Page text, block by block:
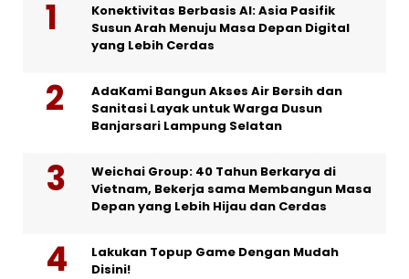
Konektivitas Berbasis AI: Asia Pasifik
Susun Arah Menuju Masa Depan Digital
yang Lebih Cerdas
AdaKami Bangun Akses Air Bersih dan
Sanitasi Layak untuk Warga Dusun
Banjarsari Lampung Selatan
Weichai Group: 40 Tahun Berkarya di
Vietnam, Bekerja sama Membangun Masa
Depan yang Lebih Hijau dan Cerdas
Lakukan Topup Game Dengan Mudah
Disini!